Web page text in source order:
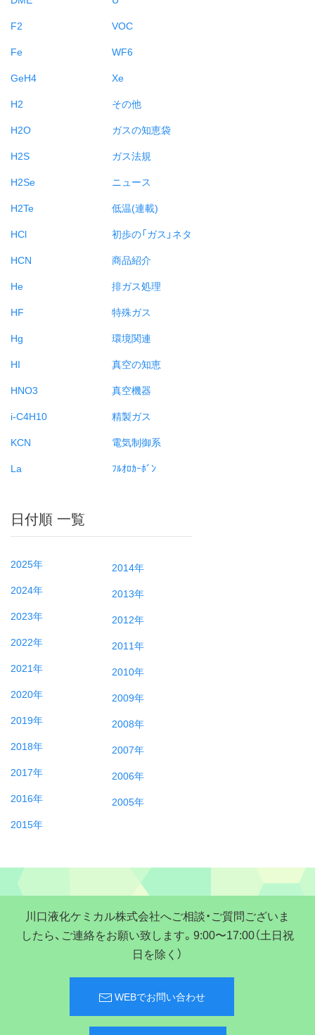
F2
Fe
GeH4
H2
H2O
H2S
H2Se
H2Te
HCl
HCN
He
HF
Hg
HI
HNO3
i-C4H10
KCN
La
VOC
WF6
Xe
その他
ガスの知恵袋
ガス法規
ニュース
低温(連載)
初歩の「ガス」ネタ
商品紹介
排ガス処理
特殊ガス
環境関連
真空の知恵
真空機器
精製ガス
電気制御系
ﾌﾙｵﾛｶｰﾎﾞﾝ
日付順 一覧
2025年
2024年
2023年
2022年
2021年
2020年
2019年
2018年
2017年
2016年
2015年
2014年
2013年
2012年
2011年
2010年
2009年
2008年
2007年
2006年
2005年
川口液化ケミカル株式会社へご相談・ご質問ございま
したら、ご連絡をお願い致します。9:00〜17:00（土日祝
日を除く）
WEBでお問い合わせ